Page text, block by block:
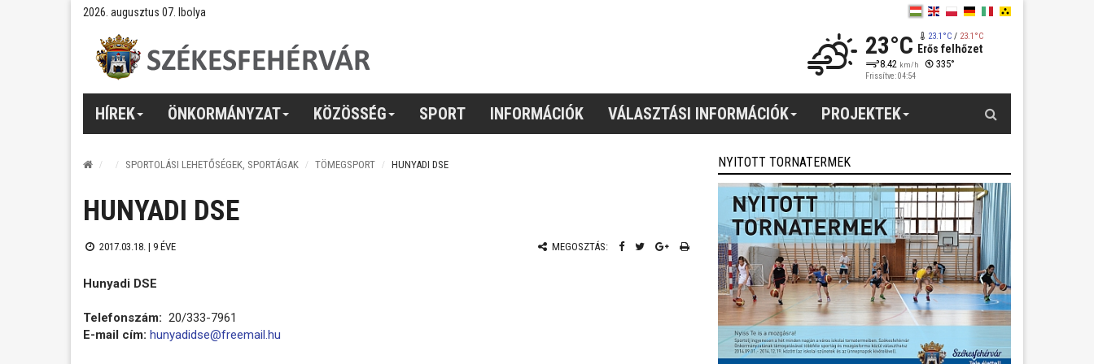
2026. augusztus 07. Ibolya
23°C 23.1°C/ 23.1°C
Erős felhőzet
8.42 km/h 335°
Frissítve: 04:54
HÍREK ÖNKORMÁNYZAT KÖZÖSSÉG SPORT INFORMÁCIÓK VÁLASZTÁSI INFORMÁCIÓK PROJEKTEK
SPORTOLÁSI LEHETŐSÉGEK, SPORTÁGAK TÖMEGSPORT HUNYADI DSE
HUNYADI DSE
2017.03.18. | 9 ÉVE MEGOSZTÁS:
Hunyadi DSE
Telefonszám: 20/333-7961
E-mail cím: hunyadidse@freemail.hu
NYITOTT TORNATERMEK